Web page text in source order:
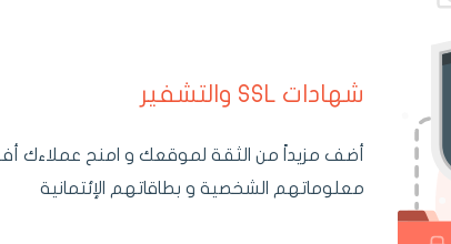
شهادات SSL والتشفير
أضف مزيداً من الثقة لموقعك و امنح عملاءك
معلوماتهم الشخصية و بطاقاتهم الإئتمانية